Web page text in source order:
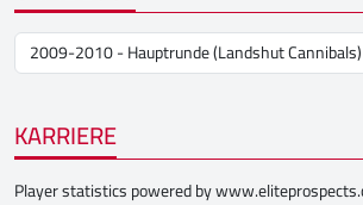
KARRIERE
Player statistics powered by